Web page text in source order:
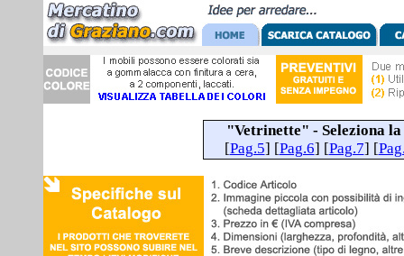
"Vetrinette" - Seleziona
[Pag.5] [Pag.6] [Pag.7] [